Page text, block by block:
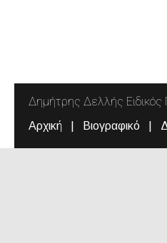
Δημήτρης Δελλής Ειδικός
Αρχική Βιογραφικό